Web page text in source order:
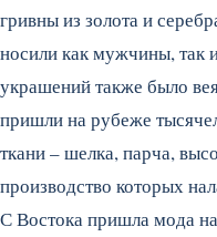
гривны из золота и
носили как мужчины, так
украшений также было
пришли на рубеже
ткани – шелка, парча,
производство которых
С Востока пришла мода